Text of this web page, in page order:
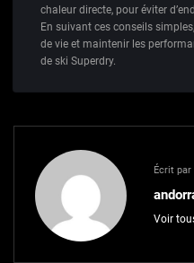
chaleur directe, pour éviter
En suivant ces conseils
de vie et maintenir les
de ski Superdry.
Écrit par
Voir